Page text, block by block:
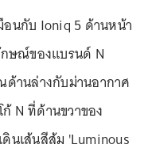
นกับ Ioniq 5 ด้านหน้า
ษณ์ของแบรนด์ N
านล่างกับม่านอากาศ
N ที่ด้านขวาของ
นเส้นสีส้ม 'Luminous